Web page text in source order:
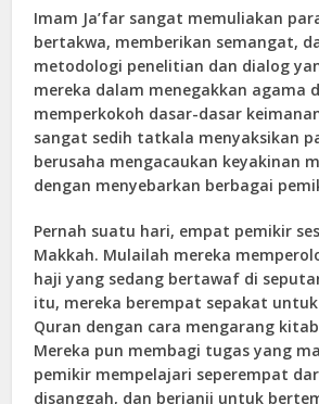
Imam Ja’far sangat memuliakan
bertakwa, memberikan semangat,
metodologi penelitian dan dialog
mereka dalam menegakkan agama
memperkokoh dasar-dasar
sangat sedih tatkala menyaksikan
berusaha mengacaukan keyakinan
dengan menyebarkan berbagai
Pernah suatu hari, empat pemikir
Makkah. Mulailah mereka
haji yang sedang bertawaf di seputar
itu, mereka berempat sepakat
Quran dengan cara mengarang
Mereka pun membagi tugas yang
pemikir mempelajari seperempat
disanggah, dan berjanji untuk